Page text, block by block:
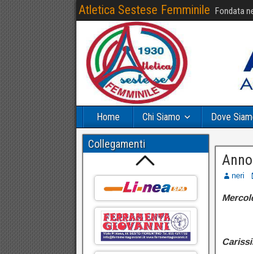
Atletica Sestese Femminile Fondata
Home Chi Siamo Dove
neri
Collegamenti